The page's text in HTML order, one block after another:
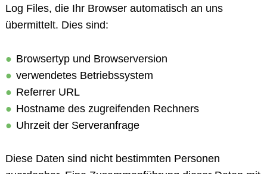
Log Files, die Ihr Browser automatisch an uns
übermittelt. Dies sind:
Browsertyp und Browserversion
verwendetes Betriebssystem
Referrer URL
Hostname des zugreifenden Rechners
Uhrzeit der Serveranfrage
Diese Daten sind nicht bestimmten Personen